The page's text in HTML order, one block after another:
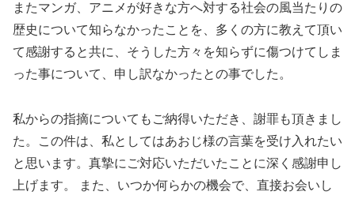
またマンガ、アニメが好きな方へ対する社会の風当たりの
歴史について知らなかったことを、多くの方に教えて頂い
て感謝すると共に、そうした方々を知らずに傷つけてしま
った事について、申し訳なかったとの事でした。
私からの指摘についてもご納得いただき、謝罪も頂きまし
た。この件は、私としてはあおじ様の言葉を受け入れたい
と思います。真摯にご対応いただいたことに深く感謝申し
上げます。 また、いつか何らかの機会で、直接お会いし